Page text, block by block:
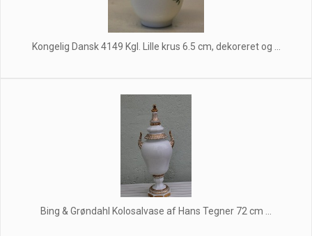
Kongelig Dansk 4149 Kgl. Lille krus 6.5 cm, dekoreret og ...
Bing & Grøndahl Kolosalvase af Hans Tegner 72 cm ...